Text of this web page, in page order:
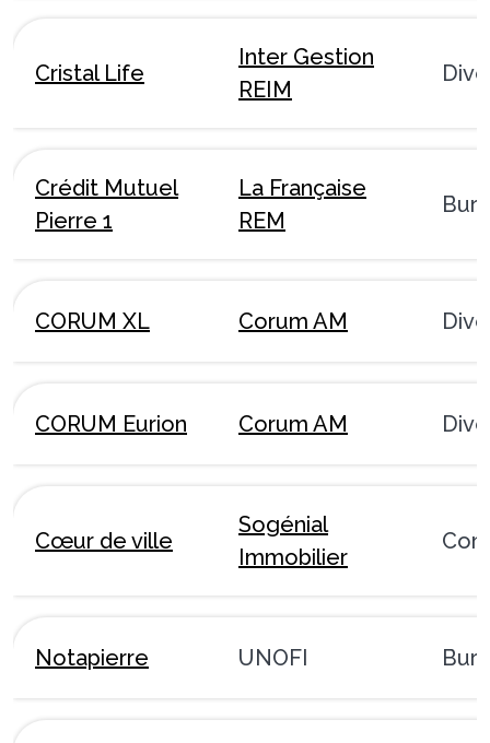
Cristal Life
Inter Gestion
REIM
Crédit Mutuel
Pierre 1
La Française
REM
CORUM XL Corum AM
CORUM Eurion Corum AM
Cœur de ville
Sogénial
Immobilier
Notapierre UNOFI